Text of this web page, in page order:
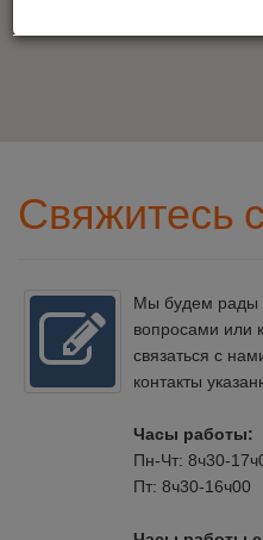
Свяжитесь
Мы будем рады
вопросами или
связаться с
контакты
Часы работы:
Пн-Чт: 8ч30-
Пт: 8ч30-16ч00